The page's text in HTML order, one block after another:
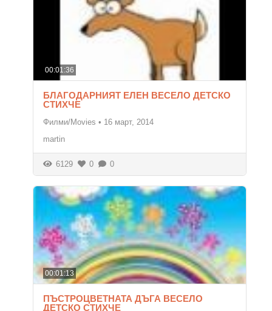
00:01:36
БЛАГОДАРНИЯТ ЕЛЕН ВЕСЕЛО ДЕТСКО
СТИХЧЕ
Филми/Movies • 16 март, 2014
martin
6129 0 0
00:01:13
ПЪСТРОЦВЕТНАТА ДЪГА ВЕСЕЛО
ДЕТСКО СТИХЧЕ